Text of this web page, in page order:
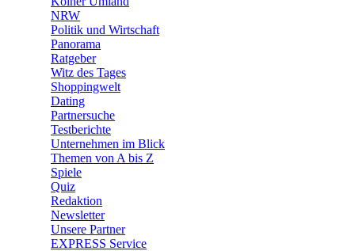
NRW
Politik und Wirtschaft
Panorama
Ratgeber
Witz des Tages
Shoppingwelt
Dating
Partnersuche
Testberichte
Unternehmen im Blick
Themen von A bis Z
Spiele
Quiz
Redaktion
Newsletter
Unsere Partner
EXPRESS Service